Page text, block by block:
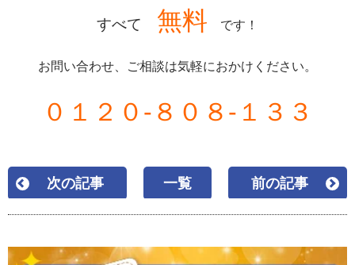
すべて 無料 です！
お問い合わせ、ご相談は気軽におかけください。
０１２０-８０８-１３３
次の記事 一覧 前の記事